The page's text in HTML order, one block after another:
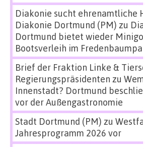
Diakonie sucht ehrenamtliche
Diakonie Dortmund (PM) zu
Dortmund bietet wieder
Bootsverleih im
Brief der Fraktion Linke &
Regierungspräsidenten zu
Innenstadt? Dortmund
vor der Außengastronomie
Stadt Dortmund (PM) zu
Jahresprogramm 2026 vor